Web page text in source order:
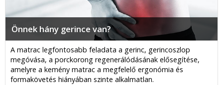
Önnek hány gerince van?
A matrac legfontosabb feladata a gerinc, gerincoszlop
megóvása, a porckorong regenerálódásának elősegítése,
amelyre a kemény matrac a megfelelő ergonómia és
formakövetés hiányában szinte alkalmatlan.